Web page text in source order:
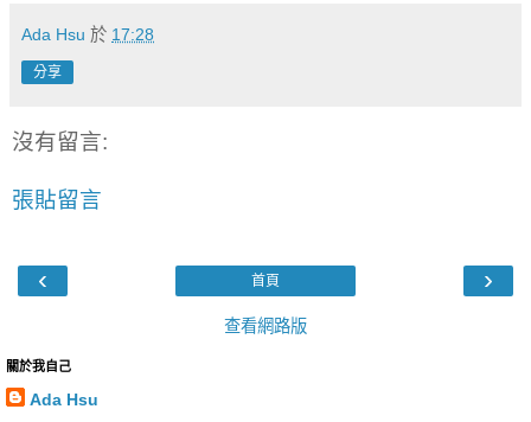
Ada Hsu 於 17:28
分享
沒有留言:
張貼留言
‹ ›
首頁
查看網路版
關於我自己
Ada Hsu